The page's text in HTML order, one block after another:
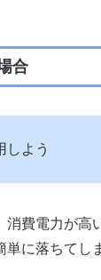
合
しよう
消費電力が高
に落ちてし